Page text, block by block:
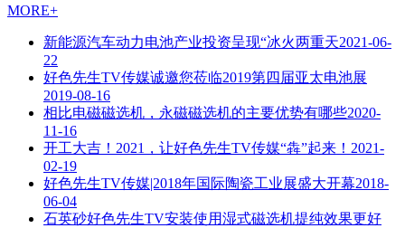
MORE+
新能源汽车动力电池产业投资呈现“冰火两重天2021-06-
22
好色先生TV传媒诚邀您莅临2019第四届亚太电池展
2019-08-16
相比电磁磁选机，永磁磁选机的主要优势有哪些2020-
11-16
开工大吉！2021，让好色先生TV传媒“犇”起来！ 2021-
02-19
好色先生TV传媒|2018年国际陶瓷工业展盛大开幕2018-
06-04
石英砂好色先生TV安装使用湿式磁选机提纯效果更好